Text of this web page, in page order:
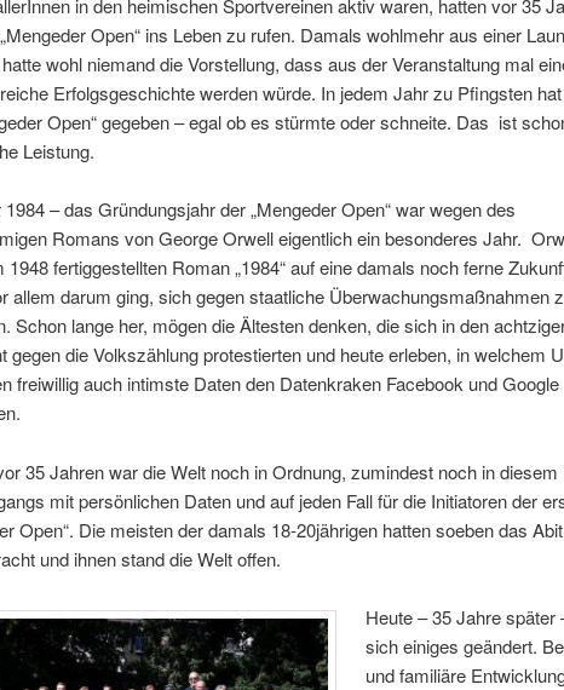
in den heimischen Sportvereinen aktiv waren, hatten vor 35
Open“ ins Leben zu rufen. Damals wohlmehr aus einer
wohl niemand die Vorstellung, dass aus der Veranstaltung mal
Erfolgsgeschichte werden würde. In jedem Jahr zu Pfingsten
Open“ gegeben – egal ob es stürmte oder schneite. Das ist
Leistung.
– das Gründungsjahr der „Mengeder Open“ war wegen des
Romans von George Orwell eigentlich ein besonderes Jahr.
1948 fertiggestellten Roman „1984“ auf eine damals noch ferne
allem darum ging, sich gegen staatliche Überwachungsmaßnahmen
Schon lange her, mögen die Ältesten denken, die sich in den
gegen die Volkszählung protestierten und heute erleben, in welchem
freiwillig auch intimste Daten den Datenkraken Facebook und Google
35 Jahren war die Welt noch in Ordnung, zumindest noch in diesem
mit persönlichen Daten und auf jeden Fall für die Initiatoren der
Open“. Die meisten der damals 18-20jährigen hatten soeben das
und ihnen stand die Welt offen.
Heute – 35 Jahre später
sich einiges geändert.
und familiäre